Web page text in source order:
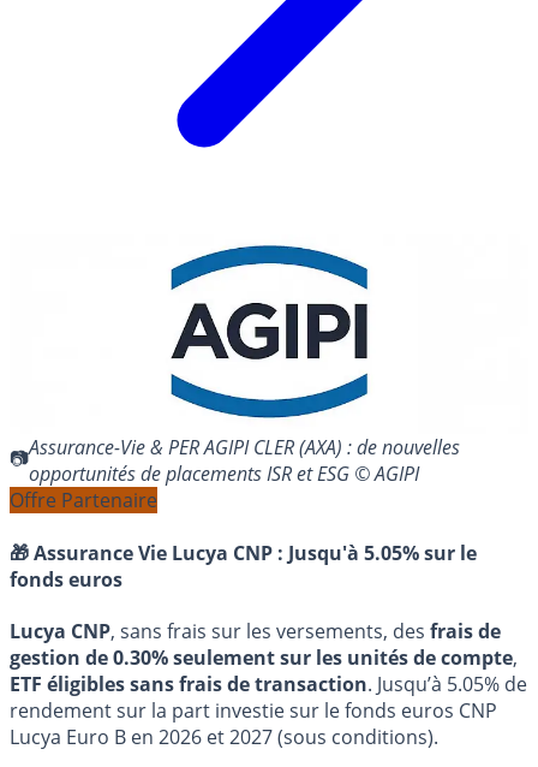
Assurance-Vie & PER AGIPI CLER (AXA) : de nouvelles
opportunités de placements ISR et ESG © AGIPI
Offre Partenaire
🎁 Assurance Vie Lucya CNP : Jusqu'à 5.05% sur le
fonds euros
Lucya CNP, sans frais sur les versements, des frais de
gestion de 0.30% seulement sur les unités de compte,
ETF éligibles sans frais de transaction. Jusqu’à 5.05% de
rendement sur la part investie sur le fonds euros CNP
Lucya Euro B en 2026 et 2027 (sous conditions).